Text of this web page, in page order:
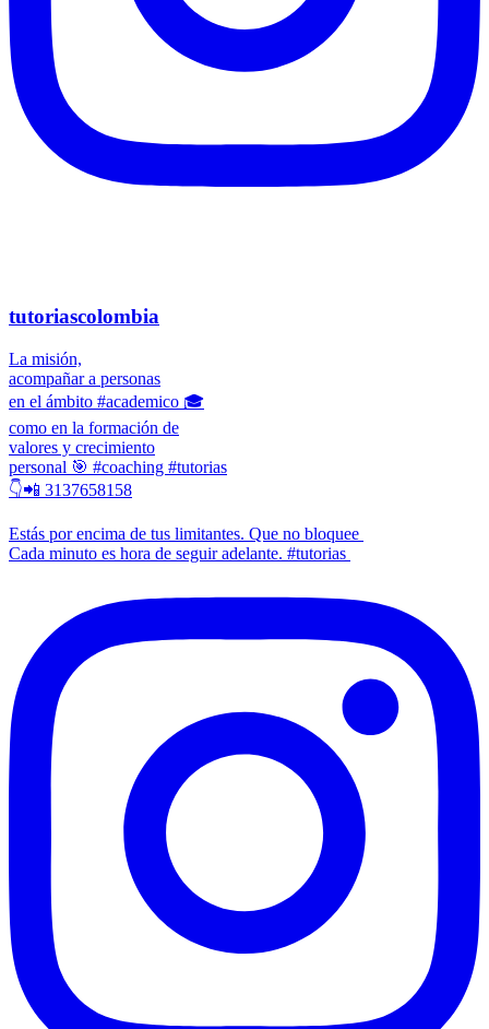
tutoriascolombia
La misión,
acompañar a personas
en el ámbito #academico 🎓
como en la formación de
valores y crecimiento
personal 🎯 #coaching #tutorias
👇📲 3137658158
Estás por encima de tus limitantes. Que no bloquee
Cada minuto es hora de seguir adelante. #tutorias